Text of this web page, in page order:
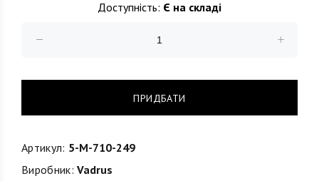
Доступність: Є на складі
ПРИДБАТИ
Артикул: 5-M-710-249
Виробник: Vadrus